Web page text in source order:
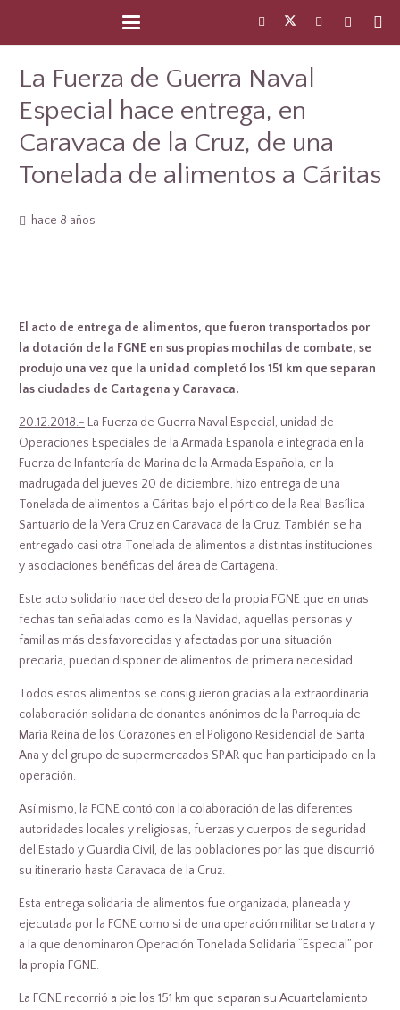
La Fuerza de Guerra Naval
Especial hace entrega, en
Caravaca de la Cruz, de una
Tonelada de alimentos a Cáritas
hace 8 años
El acto de entrega de alimentos, que fueron transportados por
la dotación de la FGNE en sus propias mochilas de combate, se
produjo una vez que la unidad completó los 151 km que separan
las ciudades de Cartagena y Caravaca.
20.12.2018.- La Fuerza de Guerra Naval Especial, unidad de
Operaciones Especiales de la Armada Española e integrada en la
Fuerza de Infantería de Marina de la Armada Española, en la
madrugada del jueves 20 de diciembre, hizo entrega de una
Tonelada de alimentos a Cáritas bajo el pórtico de la Real Basílica –
Santuario de la Vera Cruz en Caravaca de la Cruz. También se ha
entregado casi otra Tonelada de alimentos a distintas instituciones
y asociaciones benéficas del área de Cartagena.
Este acto solidario nace del deseo de la propia FGNE que en unas
fechas tan señaladas como es la Navidad, aquellas personas y
familias más desfavorecidas y afectadas por una situación
precaria, puedan disponer de alimentos de primera necesidad.
Todos estos alimentos se consiguieron gracias a la extraordinaria
colaboración solidaria de donantes anónimos de la Parroquia de
María Reina de los Corazones en el Polígono Residencial de Santa
Ana y del grupo de supermercados SPAR que han participado en la
operación.
Así mismo, la FGNE contó con la colaboración de las diferentes
autoridades locales y religiosas, fuerzas y cuerpos de seguridad
del Estado y Guardia Civil, de las poblaciones por las que discurrió
su itinerario hasta Caravaca de la Cruz.
Esta entrega solidaria de alimentos fue organizada, planeada y
ejecutada por la FGNE como si de una operación militar se tratara y
a la que denominaron Operación Tonelada Solidaria “Especial” por
la propia FGNE.
La FGNE recorrió a pie los 151 km que separan su Acuartelamiento